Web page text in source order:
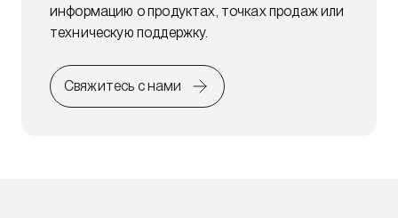
информацию о продуктах, точках продаж или
техническую поддержку.
Свяжитесь с нами